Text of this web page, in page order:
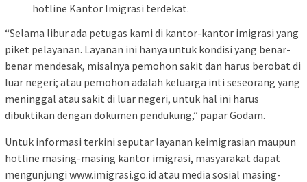
hotline Kantor Imigrasi terdekat.
“Selama libur ada petugas kami di kantor-kantor imigrasi yang
piket pelayanan. Layanan ini hanya untuk kondisi yang benar-
benar mendesak, misalnya pemohon sakit dan harus berobat di
luar negeri; atau pemohon adalah keluarga inti seseorang yang
meninggal atau sakit di luar negeri, untuk hal ini harus
dibuktikan dengan dokumen pendukung,” papar Godam.
Untuk informasi terkini seputar layanan keimigrasian maupun
hotline masing-masing kantor imigrasi, masyarakat dapat
mengunjungi www.imigrasi.go.id atau media sosial masing-